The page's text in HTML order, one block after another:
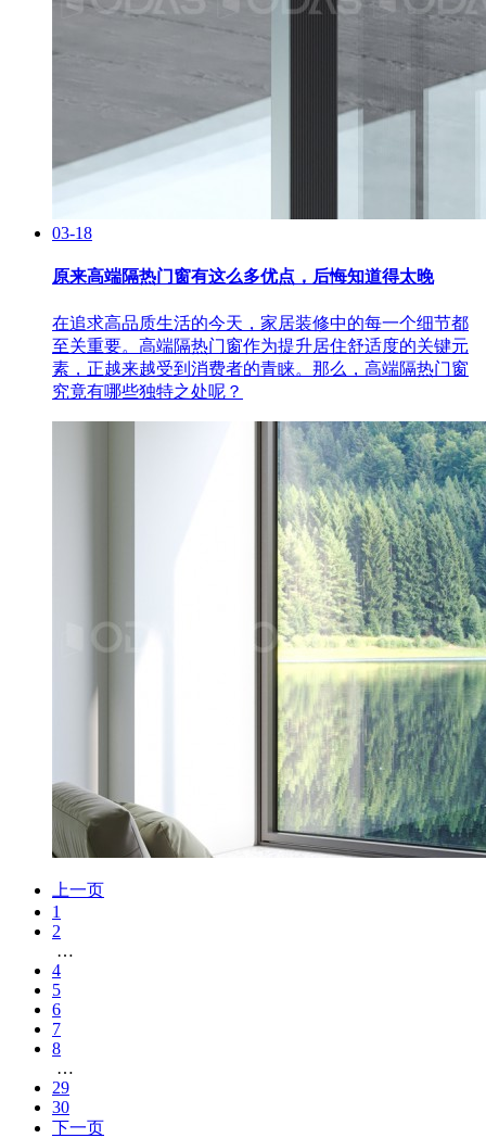
03-18
原来高端隔热门窗有这么多优点，后悔知道得太晚
在追求高品质生活的今天，家居装修中的每一个细节都
至关重要。高端隔热门窗作为提升居住舒适度的关键元
素，正越来越受到消费者的青睐。那么，高端隔热门窗
究竟有哪些独特之处呢？
上一页
1
2
…
4
5
6
7
8
…
29
30
下一页